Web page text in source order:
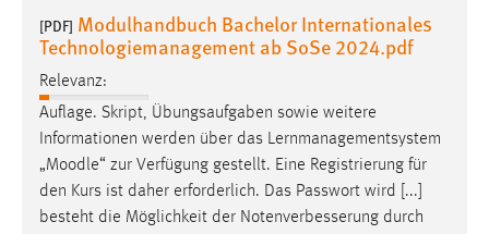
[PDF] Modulhandbuch Bachelor Internationales
Technologiemanagement ab SoSe 2024.pdf
Relevanz:
Auflage. Skript, Übungsaufgaben sowie weitere
Informationen werden über das Lernmanagementsystem
„Moodle“ zur Verfügung gestellt. Eine Registrierung für
den Kurs ist daher erforderlich. Das Passwort wird [...]
besteht die Möglichkeit der Notenverbesserung durch